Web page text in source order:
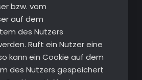
bzw. vom
auf dem
des Nutzers
Ruft ein Nutzer eine
kann ein Cookie auf dem
des Nutzers gespeichert